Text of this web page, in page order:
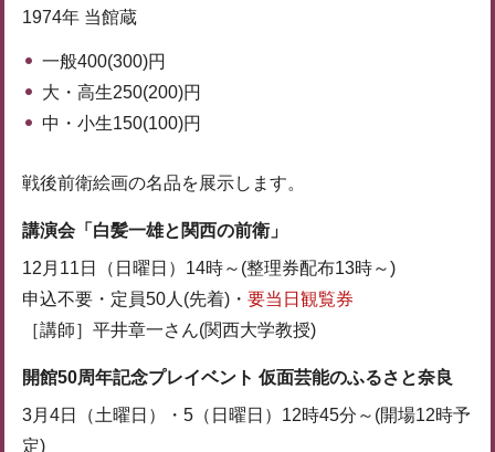
1974年 当館蔵
一般400(300)円
大・高生250(200)円
中・小生150(100)円
戦後前衛絵画の名品を展示します。
講演会「白髪一雄と関西の前衛」
12月11日（日曜日）14時～(整理券配布13時～)
申込不要・定員50人(先着)・ 要当日観覧券
［講師］平井章一さん(関西大学教授)
開館50周年記念プレイベント 仮面芸能のふるさと奈良
3月4日（土曜日）・5（日曜日）12時45分～(開場12時予
定)